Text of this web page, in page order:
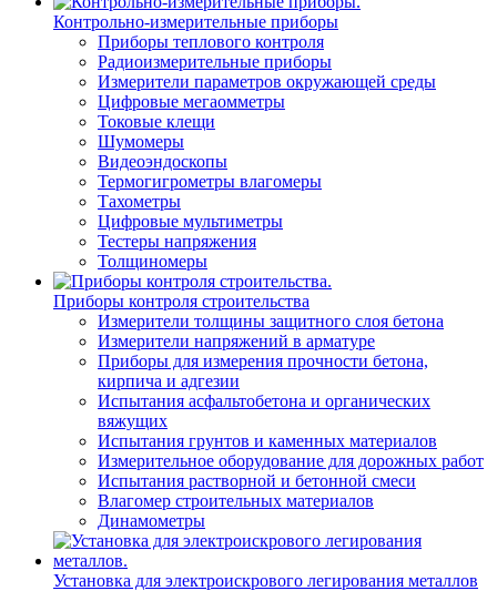
Контрольно-измерительные приборы
Приборы теплового контроля
Радиоизмерительные приборы
Измерители параметров окружающей среды
Цифровые мегаомметры
Токовые клещи
Шумомеры
Видеоэндоскопы
Термогигрометры влагомеры
Тахометры
Цифровые мультиметры
Тестеры напряжения
Толщиномеры
Приборы контроля строительства
Измерители толщины защитного слоя бетона
Измерители напряжений в арматуре
Приборы для измерения прочности бетона,
кирпича и адгезии
Испытания асфальтобетона и органических
вяжущих
Испытания грунтов и каменных материалов
Измерительное оборудование для дорожных работ
Испытания растворной и бетонной смеси
Влагомер строительных материалов
Динамометры
Установка для электроискрового легирования металлов